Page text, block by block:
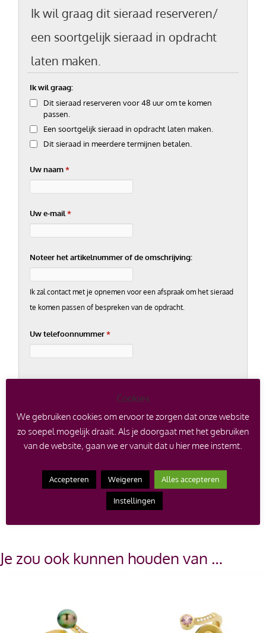
Ik wil graag dit sieraad reserveren/
een soortgelijk sieraad in opdracht
laten maken.
Ik wil graag:
Dit sieraad reserveren voor 48 uur om te komen
passen.
Een soortgelijk sieraad in opdracht laten maken.
Dit sieraad in meerdere termijnen betalen.
Uw naam*
Uw e-mail *
Noteer het artikelnummer of de omschrijving:
Ik zal contact met je opnemen voor een afspraak om het sieraad
te komen passen of bespreken van de opdracht.
Uw telefoonnummer*
Vul twee cijfers in*
Je zou ook kunnen houden van …
Cookies
We gebruiken cookies om ervoor te zorgen dat onze website
zo soepel mogelijk draait. Als je doorgaat met het gebruiken
van de website, gaan we er vanuit dat u hier mee instemt.
Accepteren Weigeren Alles accepteren
Instellingen